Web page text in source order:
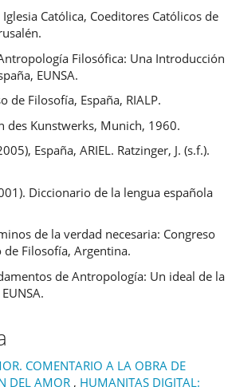
Católica, Coeditores Católicos de
Filosófica: Una Introducción
EUNSA.
de Filosofía, España, RIALP.
des Kunstwerks, Munich, 1960.
España, ARIEL. Ratzinger, J. (s.f.).
Diccionario de la lengua española
de la verdad necesaria: Congreso
Filosofía, Argentina.
de Antropología: Un ideal de la
COMENTARIO A LA OBRA DE
DEL AMOR , HUMANITAS DIGITAL: